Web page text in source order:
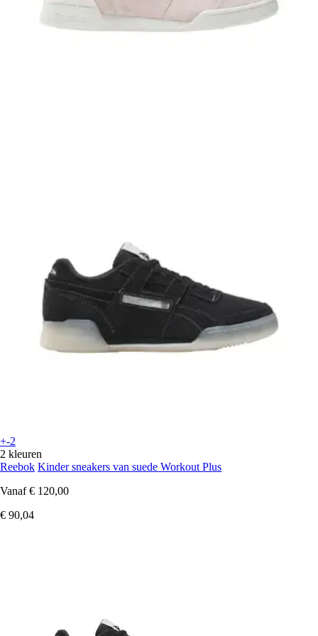
+-2
2 kleuren
Reebok Kinder sneakers van suede Workout Plus
Vanaf € 120,00
€ 90,04